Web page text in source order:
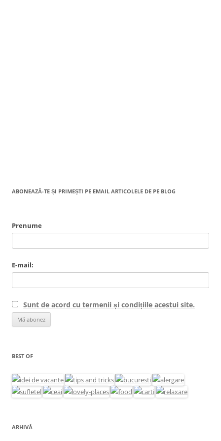
ABONEAZĂ-TE ȘI PRIMEȘTI PE EMAIL ARTICOLELE DE PE BLOG
Prenume
E-mail:
Sunt de acord cu termenii și condițiile acestui site.
BEST OF
ARHIVĂ